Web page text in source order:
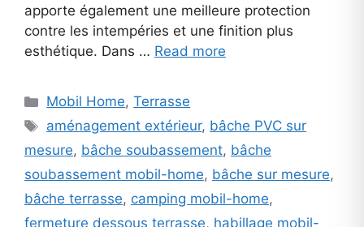
apporte également une meilleure protection
contre les intempéries et une finition plus
esthétique. Dans … Read more
Categories
Mobil Home,Terrasse
Tags
aménagement extérieur, bâche PVC sur
mesure, bâche soubassement, bâche
soubassement mobil-home, bâche sur mesure,
bâche terrasse, camping mobil-home,
fermeture dessous terrasse, habillage mobil-